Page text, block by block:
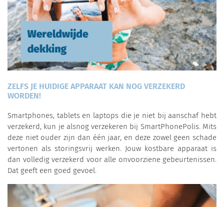
ZELFS JE HUIDIGE APPARAAT KAN NOG VERZEKERD
WORDEN!
Smartphones, tablets en laptops die je niet bij aanschaf hebt
verzekerd, kun je alsnog verzekeren bij SmartPhonePolis. Mits
deze niet ouder zijn dan één jaar, en deze zowel geen schade
vertonen als storingsvrij werken. Jouw kostbare apparaat is
dan volledig verzekerd voor alle onvoorziene gebeurtenissen.
Dat geeft een goed gevoel.